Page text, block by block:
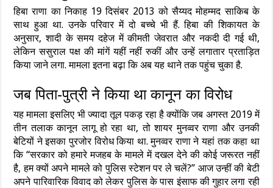
हिबा राणा का निकाह 19 दिसंबर 2013 को सैय्यद मोहम्मद साकिब के
साथ हुआ था. उनके परिवार में दो बच्चे भी हैं. हिबा की शिकायत के
अनुसार, शादी के समय दहेज में कीमती जेवरात और नकदी दी गई थी,
लेकिन ससुराल पक्ष की मांगें यहीं नहीं रुकीं और उन्हें लगातार प्रताड़ित
किया जाने लगा. मामला इतना बढ़ा कि अब यह थाने तक पहुंच चुका है.
जब पिता-पुत्री ने किया था कानून का विरोध
यह मामला इसलिए भी ज्यादा तूल पकड़ रहा है क्योंकि जब अगस्त 2019 में
तीन तलाक कानून लागू हो रहा था, तो शायर मुनव्वर राणा और उनकी
बेटियों ने इसका पुरजोर विरोध किया था. मुनव्वर राणा ने यहां तक कहा था
कि “सरकार को हमारे मजहब के मामले में दखल देने की कोई जरूरत नहीं
है, हम क्यों अपने मामले को पुलिस स्टेशन पर ले चलें?” आज उन्हीं की बेटी
अपने पारिवारिक विवाद को लेकर पुलिस के पास इंसाफ की गुहार लगा रही